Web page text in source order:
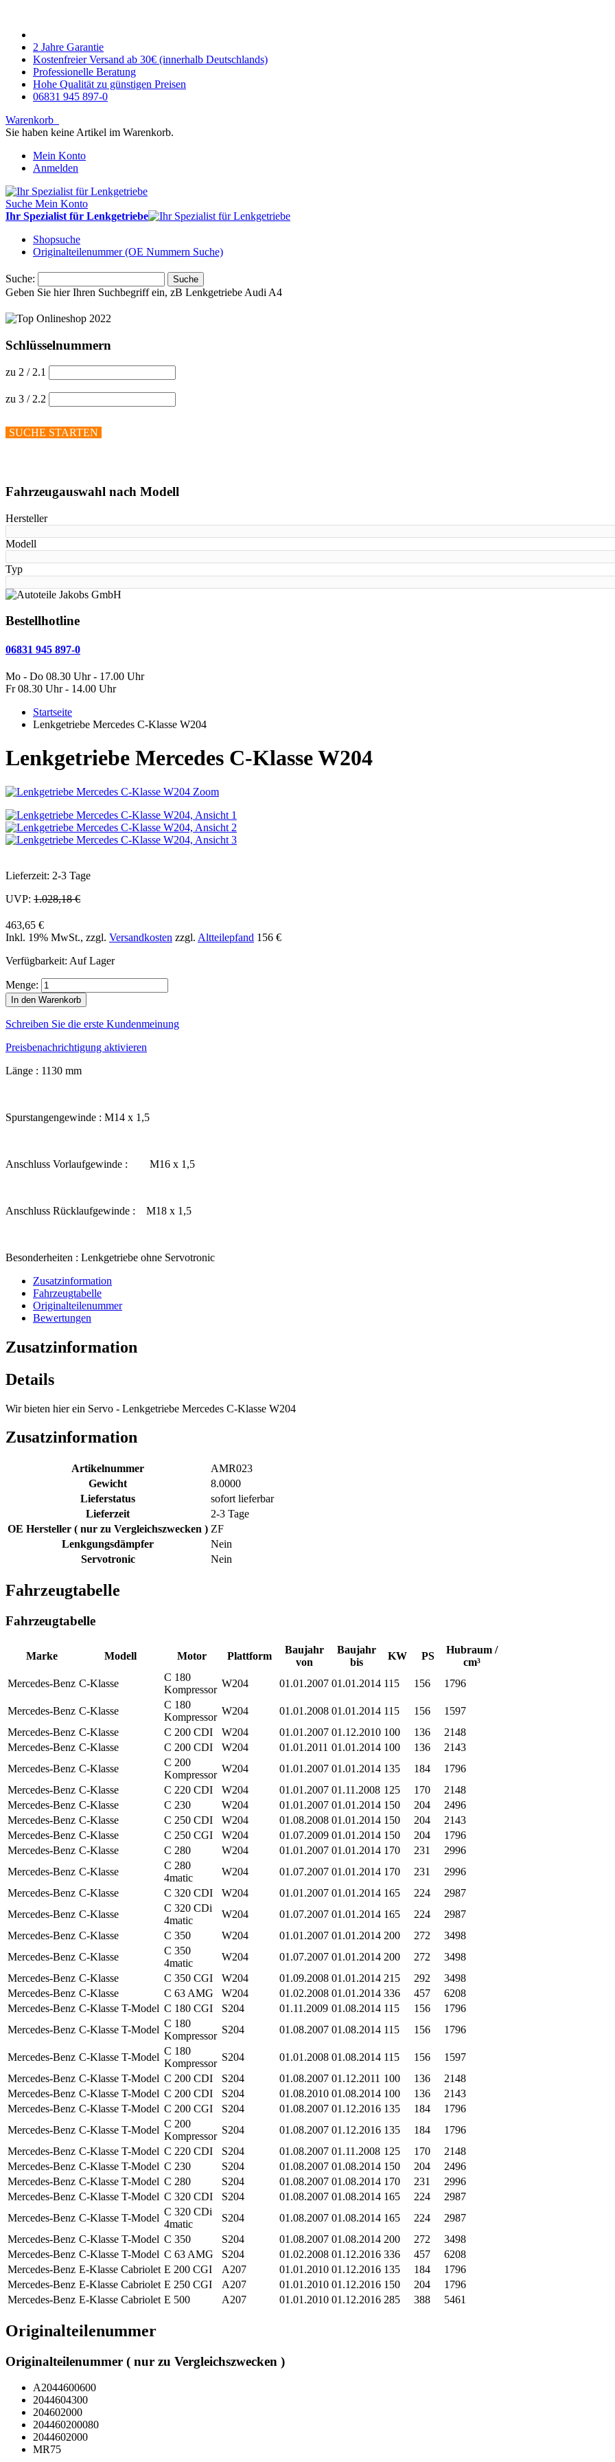
2 Jahre Garantie
Kostenfreier Versand ab 30€ (innerhalb Deutschlands)
Professionelle Beratung
Hohe Qualität zu günstigen Preisen
06831 945 897-0
Warenkorb
Sie haben keine Artikel im Warenkorb.
Mein Konto
Anmelden
Suche Mein Konto
Ihr Spezialist für Lenkgetriebe
Shopsuche
Originalteilenummer (OE Nummern Suche)
Suche: Suche
Geben Sie hier Ihren Suchbegriff ein, zB Lenkgetriebe Audi A4
Schlüsselnummern
zu 2 / 2.1
zu 3 / 2.2
SUCHE STARTEN
Fahrzeugauswahl nach Modell
Hersteller
Modell
Typ
Bestellhotline
06831 945 897-0
Mo - Do 08.30 Uhr - 17.00 Uhr
Fr 08.30 Uhr - 14.00 Uhr
Startseite
Lenkgetriebe Mercedes C-Klasse W204
Lenkgetriebe Mercedes C-Klasse W204
Zoom
Lieferzeit: 2-3 Tage
UVP: 1.028,18 €
463,65 €
Inkl. 19% MwSt., zzgl. Versandkosten zzgl. Altteilepfand 156 €
Verfügbarkeit: Auf Lager
Menge:
In den Warenkorb
Schreiben Sie die erste Kundenmeinung
Preisbenachrichtigung aktivieren
Länge : 1130 mm
Spurstangengewinde : M14 x 1,5
Anschluss Vorlaufgewinde : M16 x 1,5
Anschluss Rücklaufgewinde : M18 x 1,5
Besonderheiten : Lenkgetriebe ohne Servotronic
Zusatzinformation
Fahrzeugtabelle
Originalteilenummer
Bewertungen
Zusatzinformation
Details
Wir bieten hier ein Servo - Lenkgetriebe Mercedes C-Klasse W204
Zusatzinformation
Artikelnummer
AMR023
Gewicht
8.0000
Lieferstatus
sofort lieferbar
Lieferzeit
2-3 Tage
OE Hersteller ( nur zu Vergleichszwecken ) ZF
Lenkgungsdämpfer
Nein
Servotronic
Nein
Fahrzeugtabelle
Fahrzeugtabelle
Marke Modell Motor Plattform
Baujahr
von
Baujahr
bis
KW PS
Hubraum /
cm³
Mercedes-Benz C-Klasse
C 180
Kompressor
W204 01.01.2007 01.01.2014 115 156 1796
Mercedes-Benz C-Klasse
C 180
Kompressor
W204 01.01.2008 01.01.2014 115 156
1597
Mercedes-Benz C-Klasse C 200 CDI W204 01.01.2007 01.12.2010 100 136
2148
Mercedes-Benz C-Klasse C 200 CDI W204 01.01.2011 01.01.2014 100 136
2143
Mercedes-Benz C-Klasse
C 200
Kompressor
W204 01.01.2007 01.01.2014 135 184
1796
Mercedes-Benz C-Klasse C 220 CDI W204 01.01.2007 01.11.2008 125 170
2148
Mercedes-Benz C-Klasse C 230 W204 01.01.2007 01.01.2014 150 204
2496
Mercedes-Benz C-Klasse C 250 CDI W204 01.08.2008 01.01.2014 150 204
2143
Mercedes-Benz C-Klasse C 250 CGI W204 01.07.2009 01.01.2014 150 204
1796
Mercedes-Benz C-Klasse C 280 W204 01.01.2007 01.01.2014 170 231
2996
Mercedes-Benz C-Klasse
C 280
4matic
W204 01.07.2007 01.01.2014 170 231
2996
Mercedes-Benz C-Klasse C 320 CDI W204 01.01.2007 01.01.2014 165 224
2987
Mercedes-Benz C-Klasse
C 320 CDi
4matic
W204 01.07.2007 01.01.2014 165 224
2987
Mercedes-Benz C-Klasse C 350 W204 01.01.2007 01.01.2014 200 272
3498
Mercedes-Benz C-Klasse
C 350
4matic
W204 01.07.2007 01.01.2014 200 272
3498
Mercedes-Benz C-Klasse C 350 CGI W204 01.09.2008 01.01.2014 215 292
3498
Mercedes-Benz C-Klasse C 63 AMG W204 01.02.2008 01.01.2014 336 457
6208
Mercedes-Benz C-Klasse T-Model C 180 CGI S204 01.11.2009 01.08.2014 115 156
1796
Mercedes-Benz C-Klasse T-Model
C 180
Kompressor
S204 01.08.2007 01.08.2014 115 156 1796
Mercedes-Benz C-Klasse T-Model
C 180
Kompressor
S204 01.01.2008 01.08.2014 115 156
1597
Mercedes-Benz C-Klasse T-Model C 200 CDI S204 01.08.2007 01.12.2011 100 136
2148
Mercedes-Benz C-Klasse T-Model C 200 CDI S204 01.08.2010 01.08.2014 100 136
2143
Mercedes-Benz C-Klasse T-Model C 200 CGI S204 01.08.2007 01.12.2016 135 184
1796
Mercedes-Benz C-Klasse T-Model
C 200
Kompressor
S204 01.08.2007 01.12.2016 135 184
1796
Mercedes-Benz C-Klasse T-Model C 220 CDI S204 01.08.2007 01.11.2008 125 170
2148
Mercedes-Benz C-Klasse T-Model C 230 S204 01.08.2007 01.08.2014 150 204
2496
Mercedes-Benz C-Klasse T-Model C 280 S204 01.08.2007 01.08.2014 170 231
2996
Mercedes-Benz C-Klasse T-Model C 320 CDI S204 01.08.2007 01.08.2014 165 224
2987
Mercedes-Benz C-Klasse T-Model
C 320 CDi
4matic
S204 01.08.2007 01.08.2014 165 224
2987
Mercedes-Benz C-Klasse T-Model C 350 S204 01.08.2007 01.08.2014 200 272
3498
Mercedes-Benz C-Klasse T-Model C 63 AMG S204 01.02.2008 01.12.2016 336 457
6208
Mercedes-Benz E-Klasse Cabriolet E 200 CGI A207 01.01.2010 01.12.2016 135 184
1796
Mercedes-Benz E-Klasse Cabriolet E 250 CGI A207 01.01.2010 01.12.2016 150 204
1796
Mercedes-Benz E-Klasse Cabriolet E 500 A207 01.01.2010 01.12.2016 285 388 5461
Originalteilenummer
Originalteilenummer ( nur zu Vergleichszwecken )
A2044600600
2044604300
204602000
204460200080
2044602000
MR75